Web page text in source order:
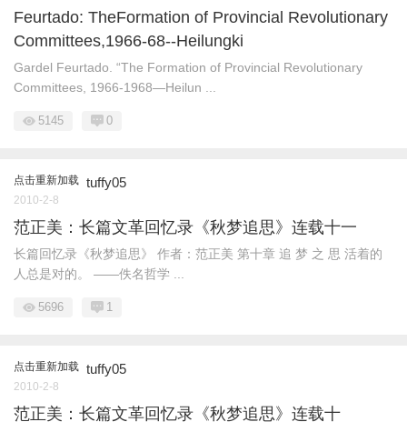
Feurtado: TheFormation of Provincial Revolutionary
Committees,1966-68--Heilungki
Gardel Feurtado. “The Formation of Provincial Revolutionary
Committees, 1966-1968—Heilun ...
5145 0
点击重新加载 tuffy05
2010-2-8
范正美：长篇文革回忆录《秋梦追思》连载十一
长篇回忆录《秋梦追思》 作者：范正美 第十章 追 梦 之 思 活着的
人总是对的。 ——佚名哲学 ...
5696 1
点击重新加载 tuffy05
2010-2-8
范正美：长篇文革回忆录《秋梦追思》连载十